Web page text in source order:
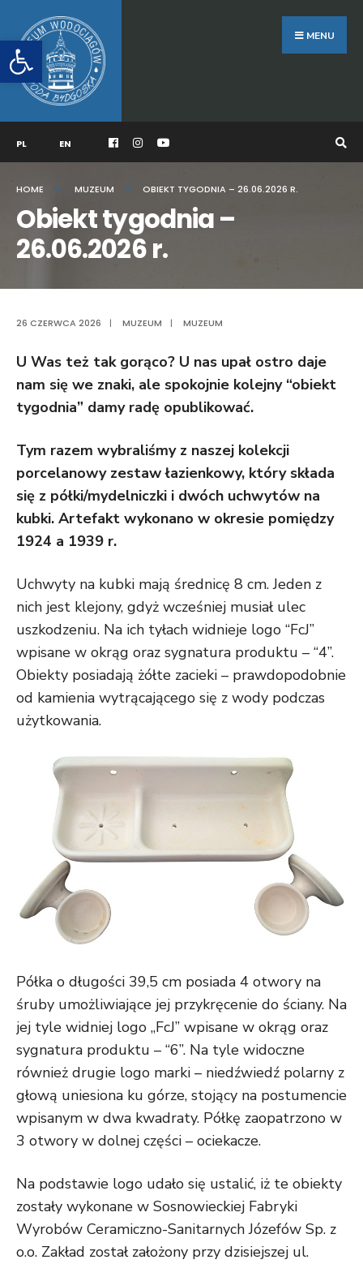
Otwórz pasek narzędzi
to
content
MENU
PL EN
HOME MUZEUM OBIEKT TYGODNIA – 26.06.2026 R.
Obiekt tygodnia –
26.06.2026 r.
26 CZERWCA 2026 | MUZEUM | MUZEUM
U Was też tak gorąco? U nas upał ostro daje
nam się we znaki, ale spokojnie kolejny “obiekt
tygodnia” damy radę opublikować.
Tym razem wybraliśmy z naszej kolekcji
porcelanowy zestaw łazienkowy, który składa
się z półki/mydelniczki i dwóch uchwytów na
kubki. Artefakt wykonano w okresie pomiędzy
1924 a 1939 r.
Uchwyty na kubki mają średnicę 8 cm. Jeden z
nich jest klejony, gdyż wcześniej musiał ulec
uszkodzeniu. Na ich tyłach widnieje logo “FcJ”
wpisane w okrąg oraz sygnatura produktu – “4”.
Obiekty posiadają żółte zacieki – prawdopodobnie
od kamienia wytrącającego się z wody podczas
użytkowania.
Półka o długości 39,5 cm posiada 4 otwory na
śruby umożliwiające jej przykręcenie do ściany. Na
jej tyle widniej logo „FcJ” wpisane w okrąg oraz
sygnatura produktu – “6”. Na tyle widoczne
również drugie logo marki – niedźwiedź polarny z
głową uniesiona ku górze, stojący na postumencie
wpisanym w dwa kwadraty. Półkę zaopatrzono w
3 otwory w dolnej części – ociekacze.
Na podstawie logo udało się ustalić, iż te obiekty
zostały wykonane w Sosnowieckiej Fabryki
Wyrobów Ceramiczno-Sanitarnych Józefów Sp. z
o.o. Zakład został założony przy dzisiejszej ul.
for: